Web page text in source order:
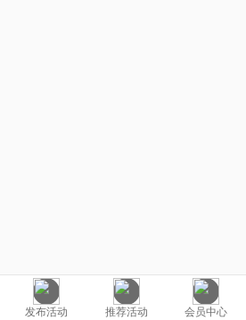
发布活动 推荐活动 会员中心